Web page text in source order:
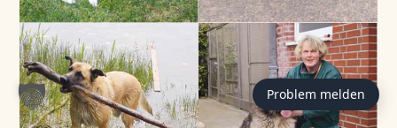
Problem melden